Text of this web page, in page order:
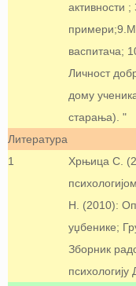
активности ;
васпитача;
Личност
дому
старања). "
Литература
1
Хрњица С.
Н. (2010):
уџбенике;
Зборник